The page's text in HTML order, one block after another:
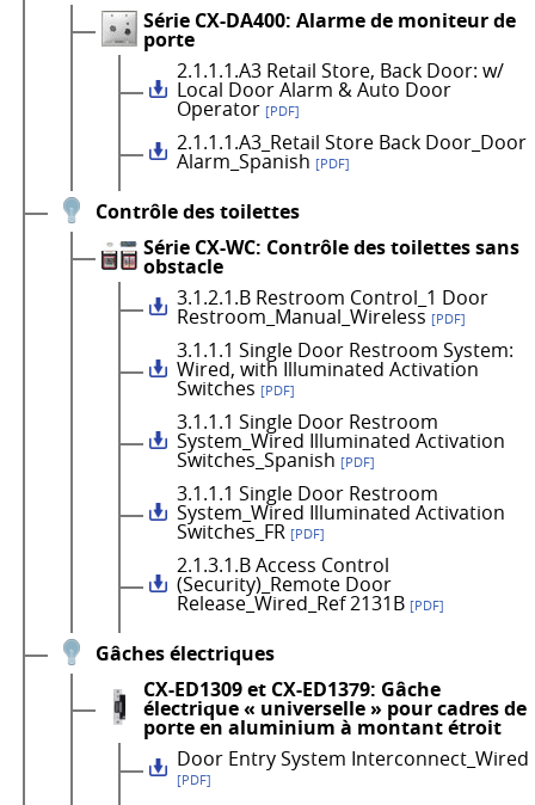
Série CX-DA400: Alarme de moniteur de
porte
2.1.1.1.A3 Retail Store, Back Door: w/
Local Door Alarm & Auto Door
Operator [PDF]
2.1.1.1.A3_Retail Store Back Door_Door
Alarm_Spanish [PDF]
Contrôle des toilettes
Série CX-WC: Contrôle des toilettes sans
obstacle
3.1.2.1.B Restroom Control_1 Door
Restroom_Manual_Wireless [PDF]
3.1.1.1 Single Door Restroom System:
Wired, with Illuminated Activation
Switches [PDF]
3.1.1.1 Single Door Restroom
System_Wired Illuminated Activation
Switches_Spanish [PDF]
3.1.1.1 Single Door Restroom
System_Wired Illuminated Activation
Switches_FR [PDF]
2.1.3.1.B Access Control
(Security)_Remote Door
Release_Wired_Ref 2131B [PDF]
Gâches électriques
CX-ED1309 et CX-ED1379: Gâche
électrique « universelle » pour cadres de
porte en aluminium à montant étroit
Door Entry System Interconnect_Wired
[PDF]